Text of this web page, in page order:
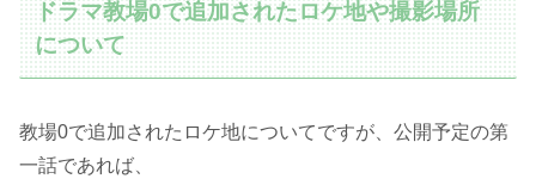
ドラマ教場0で追加されたロケ地や撮影場所
について
教場0で追加されたロケ地についてですが、公開予定の第
一話であれば、